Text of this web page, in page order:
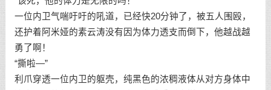
一位内卫气喘吁吁的吼道，已经快20分钟了，被五人围殴，
还护着阿米娅的素云涛没有因为体力透支而倒下，他越战越
勇了啊！
“撕啦—”
利爪穿透一位内卫的躯壳，纯黑色的浓稠液体从对方身体中